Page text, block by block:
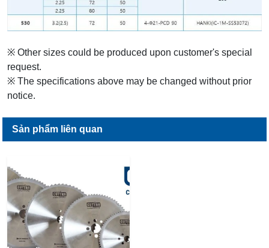
※ Other sizes could be produced upon customer's special
request.
※ The specifications above may be changed without prior
notice.
Sản phẩm liên quan